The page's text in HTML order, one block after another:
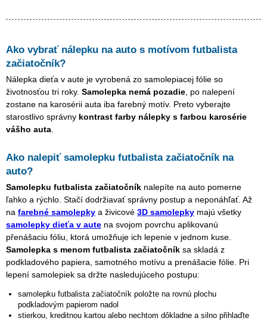
Ako vybrať nálepku na auto s motívom futbalista
začiatočník?
Nálepka dieťa v aute je vyrobená zo samolepiacej fólie so
životnosťou tri roky. Samolepka nemá pozadie, po nalepení
zostane na karosérii auta iba farebný motív. Preto vyberajte
starostlivo správny kontrast farby nálepky s farbou karosérie
vášho auta.
Ako nalepiť samolepku futbalista začiatočníkna
auto?
Samolepku futbalista začiatočník nalepíte na auto pomerne
ľahko a rýchlo. Stačí dodržiavať správny postup a neponáhľať. Až
na farebné samolepky a živicové 3D samolepky majú všetky
samolepky dieťa v aute na svojom povrchu aplikovanú
přenášaciu fóliu, ktorá umožňuje ich lepenie v jednom kuse.
Samolepka s menom futbalista začiatočník sa skladá z
podkladového papiera, samotného motívu a prenášacie fólie. Pri
lepení samolepiek sa držte nasledujúceho postupu:
samolepku futbalista začiatočník položte na rovnú plochu
podkladovým papierom nadol
stierkou, kreditnou kartou alebo nechtom dôkladne a silno přihlaďte